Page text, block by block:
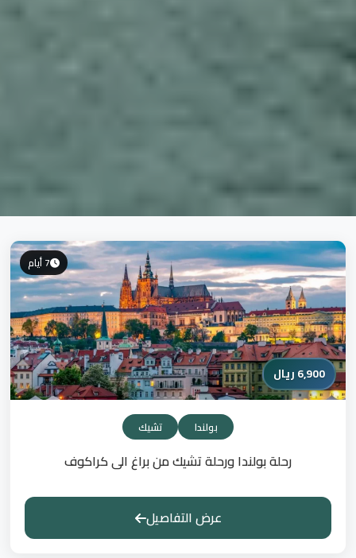
7 أيام
6,900 ريال
بولندا تشيك
رحلة بولندا ورحلة تشيك من براغ الى كراكوف
عرض التفاصيل